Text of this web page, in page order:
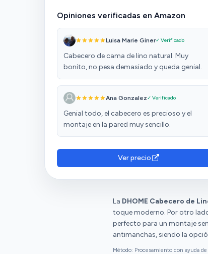
Opiniones verificadas en Amazon
Luisa Marie Giner✓ Verificado
Cabecero de cama de lino natural. Muy
bonito, no pesa demasiado y queda genial.
Ana Gonzalez✓ Verificado
Genial todo, el cabecero es precioso y el
montaje en la pared muy sencillo.
Ver precio
La DHOME Cabecero de
toque moderno. Por otro
perfecto para un montaje
antimanchas, siendo la
Método: Procesamiento con ayuda